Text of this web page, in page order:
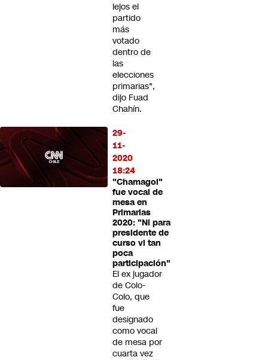
lejos el
partido
más
votado
dentro de
las
elecciones
primarias",
dijo Fuad
Chahín.
29-
11-
2020
18:24
"Chamagol"
fue vocal de
mesa en
Primarias
2020: "Ni para
presidente de
curso vi tan
poca
participación"
El ex jugador
de Colo-
Colo, que
fue
designado
como vocal
de mesa por
cuarta vez